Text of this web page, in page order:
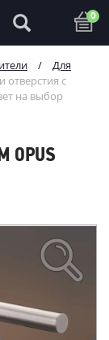
0
/
Для
отверстия с
на выбор